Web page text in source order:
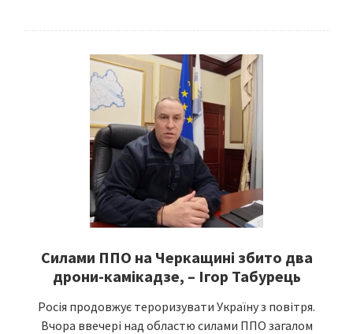
Силами ППО на Черкащині збито два
дрони-камікадзе, – Ігор Табурець
Росія продовжує тероризувати Україну з повітря.
Вчора ввечері над областю силами ППО загалом